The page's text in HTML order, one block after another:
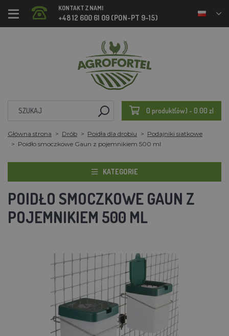
KONTAKT Z NAMI
+48 12 600 61 09 (PON-PT 9-15)
0 produkt(ów) - 0.00 zl
Główna strona Drób Poidła dla drobiu
Podajniki siatkowe
Poidło smoczkowe Gaun z pojemnikiem 500 ml
KATEGORIE
POIDŁO SMOCZKOWE GAUN Z
POJEMNIKIEM 500 ML